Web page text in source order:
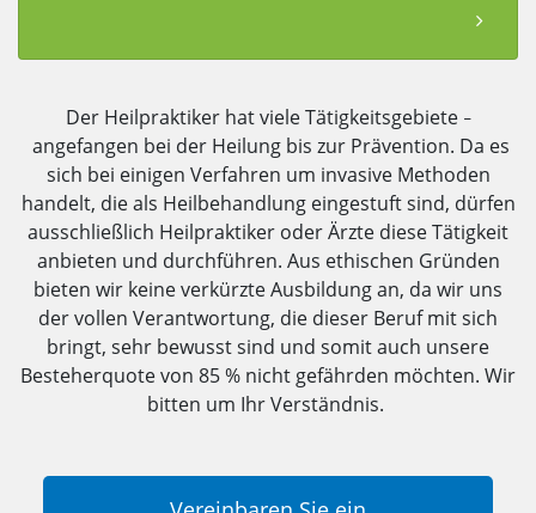
Der Heilpraktiker hat viele Tätigkeitsgebiete –
angefangen bei der Heilung bis zur Prävention. Da es
sich bei einigen Verfahren um invasive Methoden
handelt, die als Heilbehandlung eingestuft sind, dürfen
ausschließlich Heilpraktiker oder Ärzte diese Tätigkeit
anbieten und durchführen. Aus ethischen Gründen
bieten wir keine verkürzte Ausbildung an, da wir uns
der vollen Verantwortung, die dieser Beruf mit sich
bringt, sehr bewusst sind und somit auch unsere
Besteherquote von 85 % nicht gefährden möchten. Wir
bitten um Ihr Verständnis.